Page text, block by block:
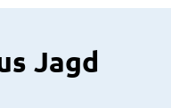
Jagd